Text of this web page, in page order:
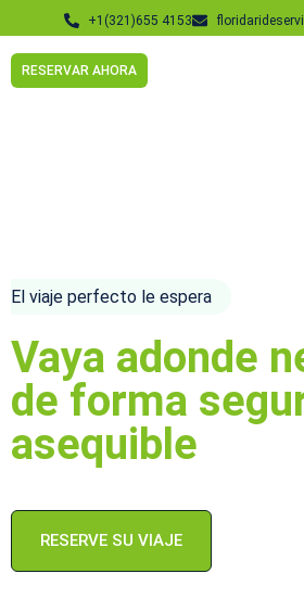
+1(321)655 4153
RESERVAR AHORA
El viaje perfecto le espera
Vaya adonde
de forma
asequible
RESERVE SU VIAJE